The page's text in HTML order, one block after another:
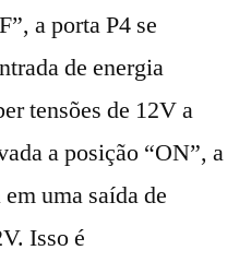
a porta P4 se
de energia
tensões de 12V a
a posição “ON”, a
uma saída de
Isso é